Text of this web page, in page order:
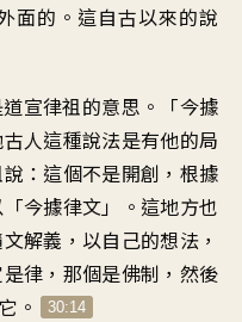
面的。這自古以來的說
宣律祖的意思。「今據
人這種說法是有他的局
：這個不是開創，根據
今據律文」。這地方也
解義，以自己的想法，
律，那個是佛制，然後
。
30:14